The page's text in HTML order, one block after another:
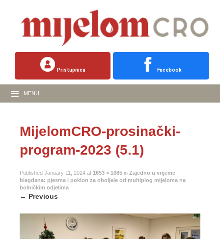
Pristupnica Facebook
MENU
MijelomCRO-prosinački-
program-2023 (5.1)
Published January 11, 2024 at 1653 × 1085 in Zajedno u vrijeme
blagdana: pjesma i poklon za oboljele od multiplog mijeloma na
bolničkim odjelima
← Previous